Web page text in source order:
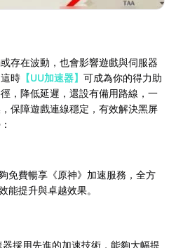
存在波動，也會影響遊戲與伺服器
時 【UU加速器】 可成為你的得力助
，降低延遲，還設有備用路線，一
保障遊戲連線穩定，有效解決黑屏
免費暢享《原神》加速服務，全方
能提升與卓越效果。
器採用先進的加速技術，能夠大幅提